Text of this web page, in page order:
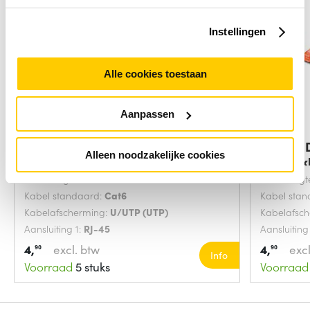
Instellingen
Alle cookies toestaan
Aanpassen
Alleen noodzakelijke cookies
netwerkkabel Blauw
Kabel standaard: Cat6
Kabelafscherming: U/UTP (UTP)
Aansluiting 1: RJ-45
4,90
excl. btw
Voorraad 5 stuks
Info
Digitus
Kabel
4,90
Voorraad